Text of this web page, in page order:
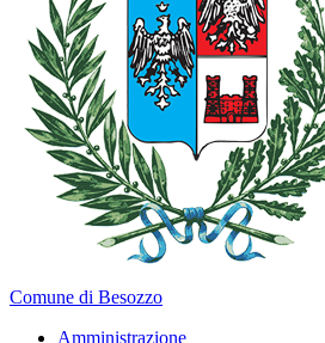
Comune di Besozzo
Amministrazione